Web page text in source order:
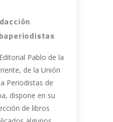
Pablo de la
de la Unión
Periodistas de
dispone en su
de libros